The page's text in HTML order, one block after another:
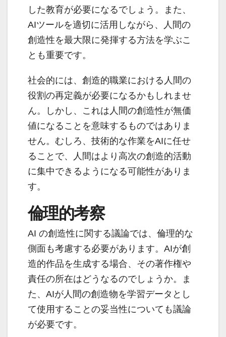
した教育が必要になるでしょう。また、
AIツールを適切に活用しながら、人間の
創造性を最大限に発揮する方法を学ぶこ
とも重要です。
社会的には、創造的職業における人間の
役割の再定義が必要になるかもしれませ
ん。しかし、これは人間の創造性が無価
値になることを意味するものではありま
せん。むしろ、技術的な作業をAIに任せ
ることで、人間はより高次の創造的活動
に集中できるようになる可能性がありま
す。
倫理的考察
AI の創造性に関する議論では、倫理的な
側面も考慮する必要があります。AIが創
造的作品を生成する場合、その著作権や
責任の所在はどうなるのでしょうか。ま
た、AIが人間の創造物を学習データとし
て使用することの妥当性についても議論
が必要です。